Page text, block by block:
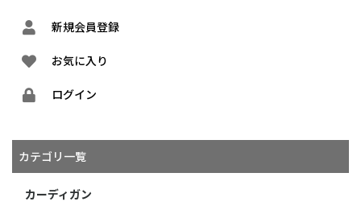
新規会員登録
お気に入り
ログイン
カテゴリ一覧
カーディガン